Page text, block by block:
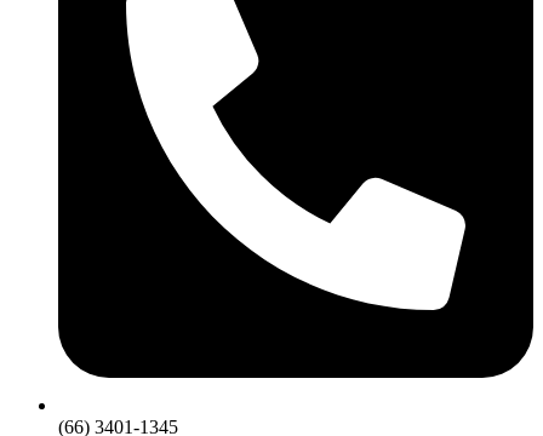
(66) 3401-1345